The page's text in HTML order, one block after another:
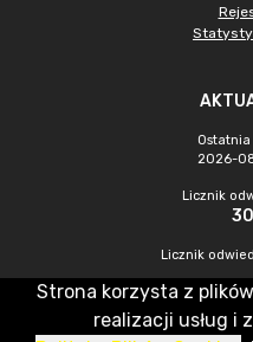
2026-
Licznik
Licznik
Strona korzysta z
realizacji usług i